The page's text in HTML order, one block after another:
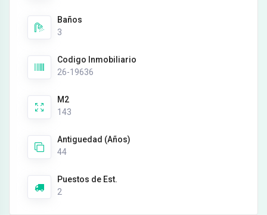
Baños
3
Codigo Inmobiliario
26-19636
M2
143
Antiguedad (Años)
44
Puestos de Est.
2